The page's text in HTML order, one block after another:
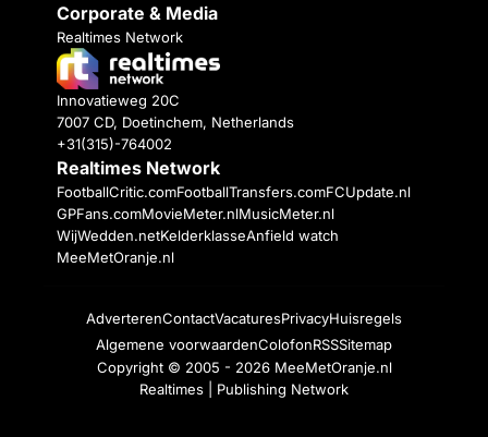
Corporate & Media
Realtimes Network
Innovatieweg 20C
7007 CD, Doetinchem, Netherlands
+31(315)-764002
Realtimes Network
FootballCritic.comFootballTransfers.comFCUpdate.nl
GPFans.comMovieMeter.nlMusicMeter.nl
WijWedden.netKelderklasseAnfield watch
MeeMetOranje.nl
AdverterenContactVacaturesPrivacyHuisregels
Algemene voorwaardenColofonRSSSitemap
Copyright © 2005 - 2026 MeeMetOranje.nl
Realtimes | Publishing Network